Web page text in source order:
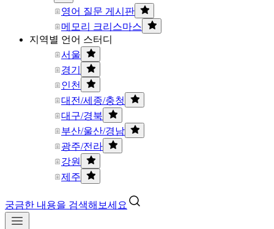
영어 질문 게시판
메모리 크리스마스
지역별 언어 스터디
서울
경기
인천
대전/세종/충청
대구/경북
부산/울산/경남
광주/전라
강원
제주
궁금한 내용을 검색해보세요